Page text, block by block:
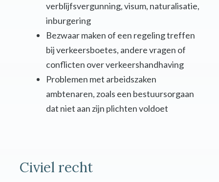
verblijfsvergunning, visum, naturalisatie,
inburgering
Bezwaar maken of een regeling treffen
bij verkeersboetes, andere vragen of
conflicten over verkeershandhaving
Problemen met arbeidszaken
ambtenaren, zoals een bestuursorgaan
dat niet aan zijn plichten voldoet
Civiel recht